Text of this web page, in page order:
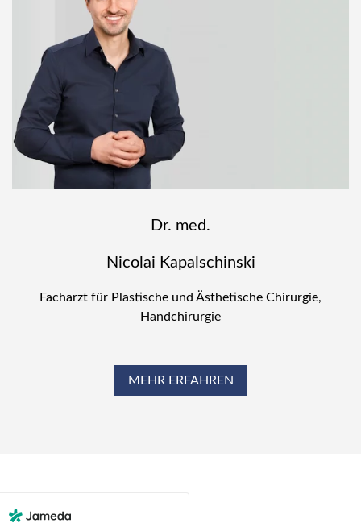
Dr. med.
Nicolai Kapalschinski
Facharzt für Plastische und Ästhetische Chirurgie,
Handchirurgie
MEHR ERFAHREN